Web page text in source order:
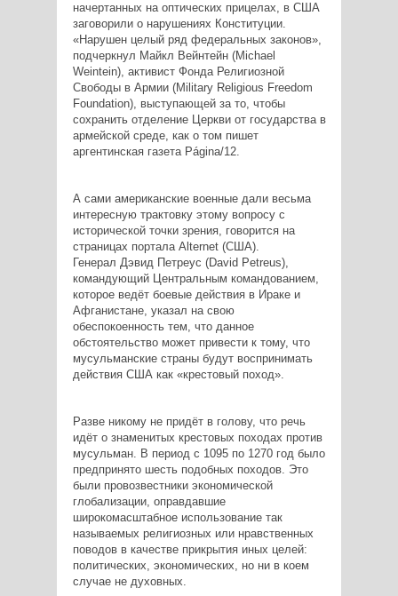
начертанных на оптических прицелах, в США
заговорили о нарушениях Конституции.
«Нарушен целый ряд федеральных законов»,
подчеркнул Майкл Вейнтейн (Michael
Weintein), активист Фонда Религиозной
Свободы в Армии (Military Religious Freedom
Foundation), выступающей за то, чтобы
сохранить отделение Церкви от государства в
армейской среде, как о том пишет
аргентинская газета Página/12.
А сами американские военные дали весьма
интересную трактовку этому вопросу с
исторической точки зрения, говорится на
страницах портала Alternet (США).
Генерал Дэвид Петреус (David Petreus),
командующий Центральным командованием,
которое ведёт боевые действия в Ираке и
Афганистане, указал на свою
обеспокоенность тем, что данное
обстоятельство может привести к тому, что
мусульманские страны будут воспринимать
действия США как «крестовый поход».
Разве никому не придёт в голову, что речь
идёт о знаменитых крестовых походах против
мусульман. В период с 1095 по 1270 год было
предпринято шесть подобных походов. Это
были провозвестники экономической
глобализации, оправдавшие
широкомасштабное использование так
называемых религиозных или нравственных
поводов в качестве прикрытия иных целей:
политических, экономических, но ни в коем
случае не духовных.